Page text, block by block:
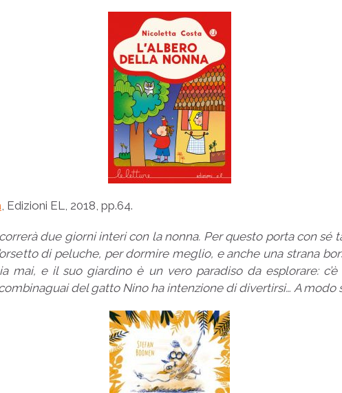
, Edizioni EL, 2018, pp.64.
due giorni interi con la nonna. Per questo porta con sé
di peluche, per dormire meglio, e anche una strana
mai, e il suo giardino è un vero paradiso da esplorare: c’è
del gatto Nino ha intenzione di divertirsi… A modo